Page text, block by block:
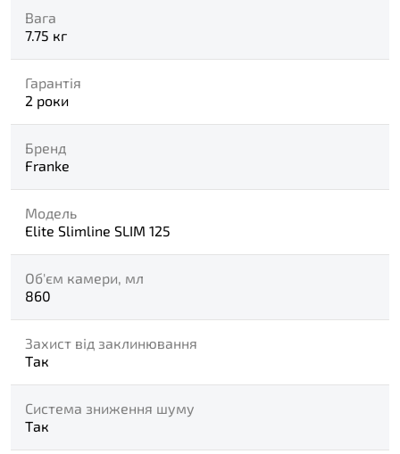
Вага
7.75 кг
Гарантія
2 роки
Бренд
Franke
Модель
Elite Slimline SLIM 125
Об'єм камери, мл
860
Захист від заклинювання
Так
Система зниження шуму
Так